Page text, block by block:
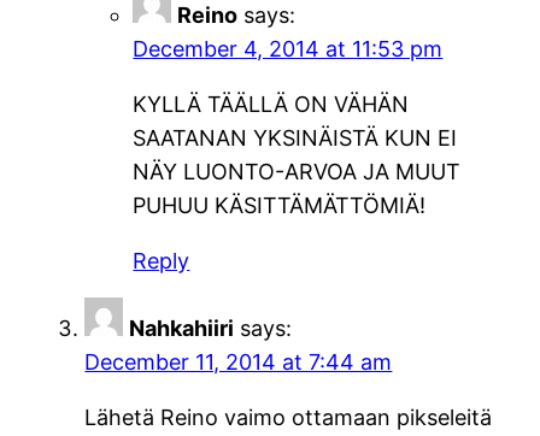
Reino says:
December 4, 2014 at 11:53 pm
KYLLÄ TÄÄLLÄ ON VÄHÄN
SAATANAN YKSINÄISTÄ KUN EI
NÄY LUONTO-ARVOA JA MUUT
PUHUU KÄSITTÄMÄTTÖMIÄ!
Reply
Nahkahiiri says:
December 11, 2014 at 7:44 am
Lähetä Reino vaimo ottamaan pikseleitä